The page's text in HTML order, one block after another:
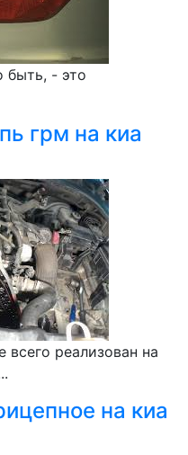
быть, - это
грм на киа
реализован на
на киа